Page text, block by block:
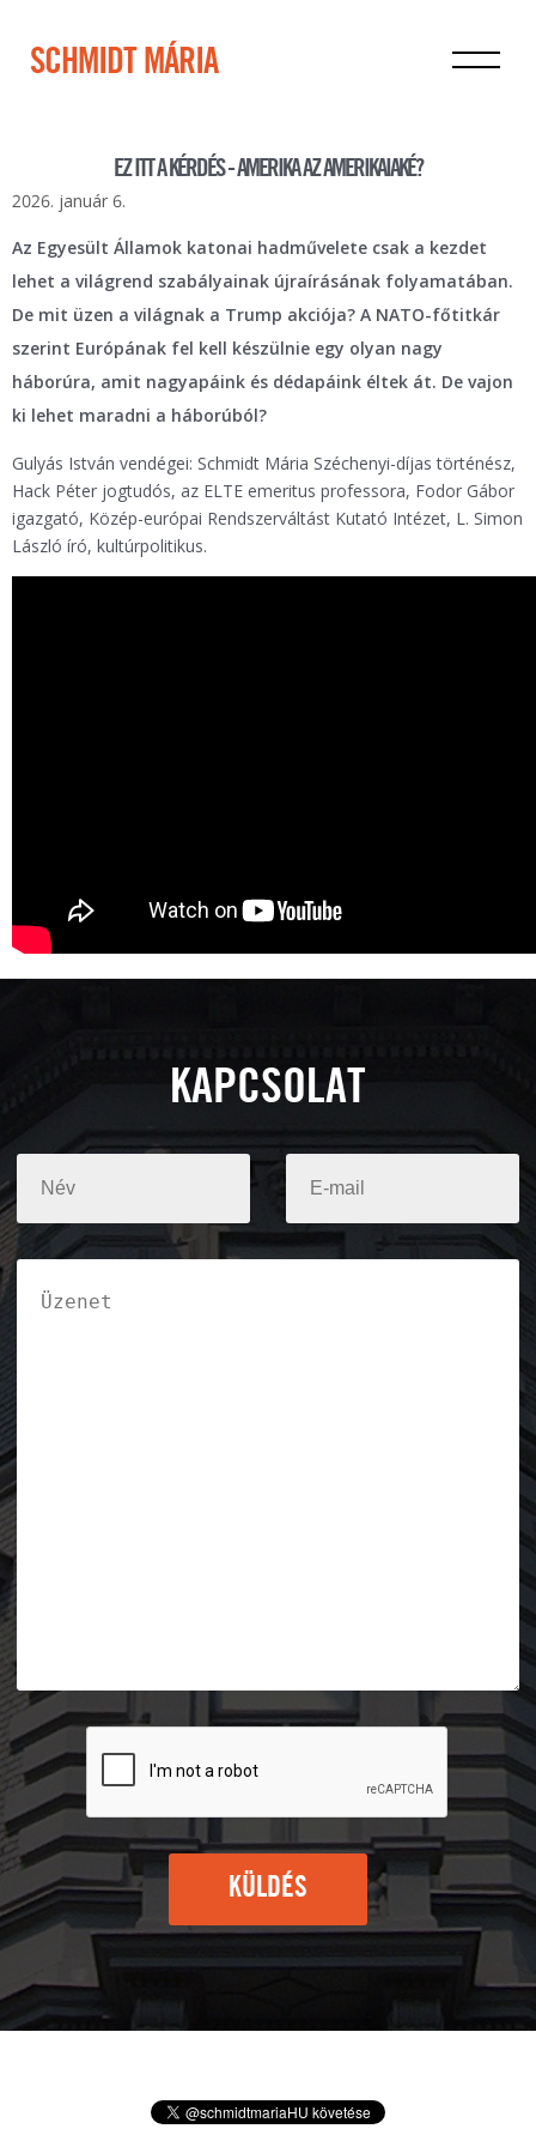
SCHMIDT MÁRIA
EZ ITT A KÉRDÉS - AMERIKA AZ AMERIKAIAKÉ?
2026. január 6.
Az Egyesült Államok katonai hadművelete csak a kezdet
lehet a világrend szabályainak újraírásának folyamatában.
De mit üzen a világnak a Trump akciója? A NATO-főtitkár
szerint Európának fel kell készülnie egy olyan nagy
háborúra, amit nagyapáink és dédapáink éltek át. De vajon
ki lehet maradni a háborúból?
Gulyás István vendégei: Schmidt Mária Széchenyi-díjas történész,
Hack Péter jogtudós, az ELTE emeritus professora, Fodor Gábor
igazgató, Közép-európai Rendszerváltást Kutató Intézet, L. Simon
László író, kultúrpolitikus.
KAPCSOLAT
KÜLDÉS